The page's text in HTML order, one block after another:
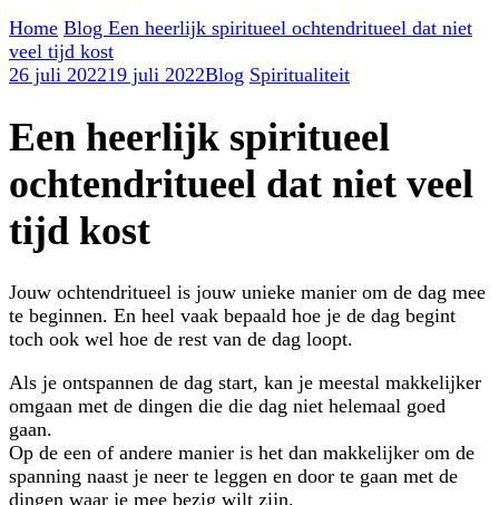
Home Blog Een heerlijk spiritueel ochtendritueel dat niet
veel tijd kost
26 juli 202219 juli 2022Blog Spiritualiteit
Een heerlijk spiritueel
ochtendritueel dat niet veel
tijd kost
Jouw ochtendritueel is jouw unieke manier om de dag mee
te beginnen. En heel vaak bepaald hoe je de dag begint
toch ook wel hoe de rest van de dag loopt.
Als je ontspannen de dag start, kan je meestal makkelijker
omgaan met de dingen die die dag niet helemaal goed
gaan.
Op de een of andere manier is het dan makkelijker om de
spanning naast je neer te leggen en door te gaan met de
dingen waar je mee bezig wilt zijn.